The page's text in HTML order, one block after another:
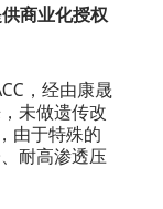
商业化授权
，经由康晟
未做遗传改
由于特殊的
耐高渗透压